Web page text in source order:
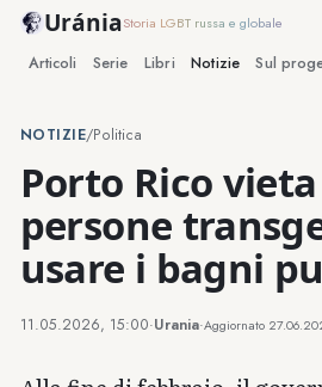
UrániaStoria LGBT russa e globale
Articoli Serie Libri Notizie Sul
NOTIZIE/Politica
Porto Rico
persone
usare i bagni
11.05.2026, 15:00·Urania·Aggiornato